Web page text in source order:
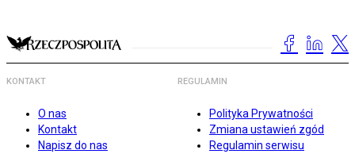
KONTAKT
O nas
Kontakt
Napisz do nas
REGULAMIN
Polityka Prywatności
Zmiana ustawień zgód
Regulamin serwisu